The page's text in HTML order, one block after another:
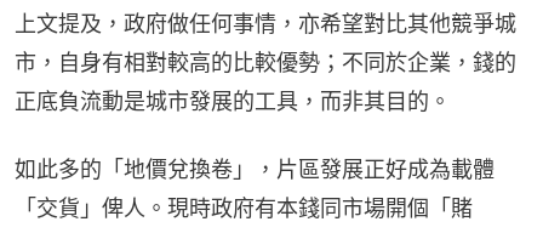
上文提及，政府做任何事情，亦希望對比其他競爭城
市，自身有相對較高的比較優勢；不同於企業，錢的
正底負流動是城市發展的工具，而非其目的。
如此多的「地價兌換卷」，片區發展正好成為載體
「交貨」俾人。現時政府有本錢同市場開個「賭